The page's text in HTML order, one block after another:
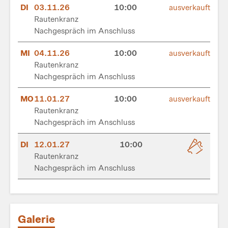
DI 03.11.26
10:00
Rautenkranz
Nachgespräch im Anschluss
ausverkauft
MI 04.11.26
10:00
Rautenkranz
Nachgespräch im Anschluss
ausverkauft
MO11.01.27
10:00
Rautenkranz
Nachgespräch im Anschluss
ausverkauft
DI 12.01.27
10:00
Rautenkranz
Nachgespräch im Anschluss
Galerie